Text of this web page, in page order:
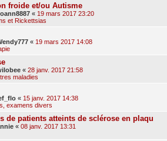
froide et/ou Autisme
« 19 mars 2017 23:20
et Rickettsias
« 19 mars 2017 14:08
« 28 janv. 2017 21:58
maladies
« 15 janv. 2017 14:38
examens divers
de patients atteints de sclérose en plaqu
« 08 janv. 2017 13:31